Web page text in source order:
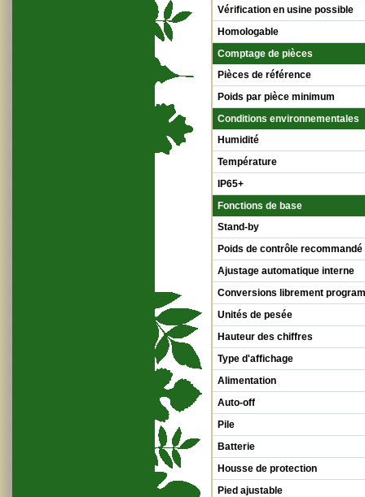
Vérification en usine possible
Homologable
Comptage de pièces
Pièces de référence
Poids par pièce minimum
Conditions environnementales
Humidité
Température
IP65+
Fonctions de base
Stand-by
Poids de contrôle recommandé
Ajustage automatique interne
Conversions librement
Unités de pesée
Hauteur des chiffres
Type d'affichage
Alimentation
Auto-off
Pile
Batterie
Housse de protection
Pied ajustable